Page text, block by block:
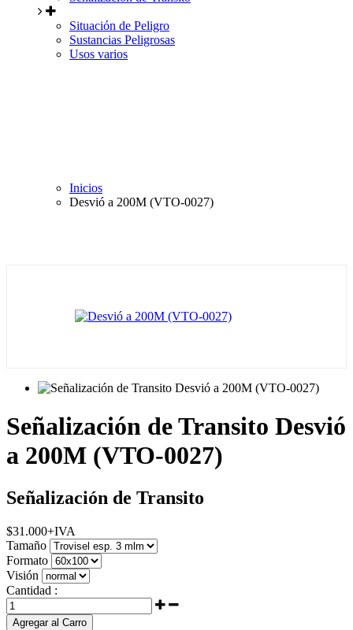
Situación de Peligro
Sustancias Peligrosas
Usos varios
Inicios
Desvió a 200M (VTO-0027)
Señalización de Transito Desvió
a 200M (VTO-0027)
Señalización de Transito
$31.000+IVA
Tamaño
Formato
Visión
Cantidad :
Agregar al Carro